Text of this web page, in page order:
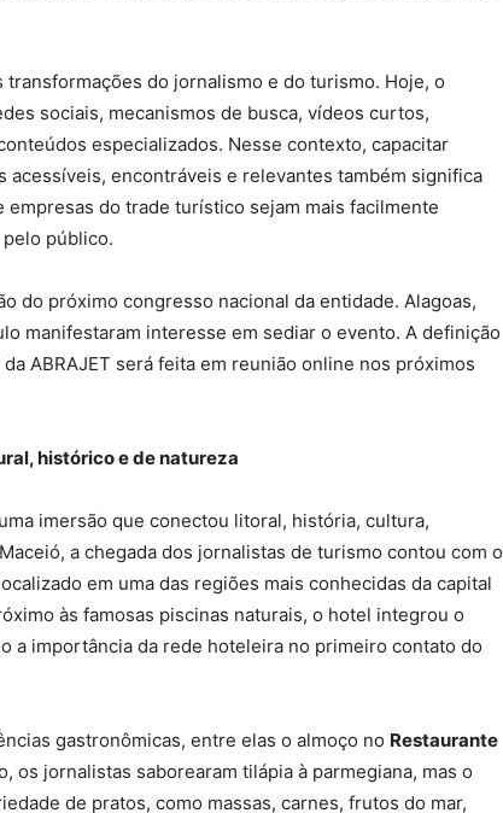
do jornalismo e do turismo. Hoje, o
sociais, mecanismos de busca, vídeos curtos,
especializados. Nesse contexto, capacitar
acessíveis, encontráveis e relevantes também significa
do trade turístico sejam mais facilmente
público.
do próximo congresso nacional da entidade. Alagoas,
manifestaram interesse em sediar o evento. A definição
ABRAJET será feita em reunião online nos próximos
histórico e de natureza
imersão que conectou litoral, história, cultura,
a chegada dos jornalistas de turismo contou com o
em uma das regiões mais conhecidas da capital
às famosas piscinas naturais, o hotel integrou o
a importância da rede hoteleira no primeiro contato do
gastronômicas, entre elas o almoço no Restaurante
os jornalistas saborearam tilápia à parmegiana, mas o
de pratos, como massas, carnes, frutos do mar,